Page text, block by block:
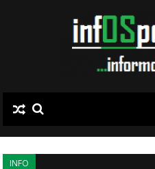
INFO